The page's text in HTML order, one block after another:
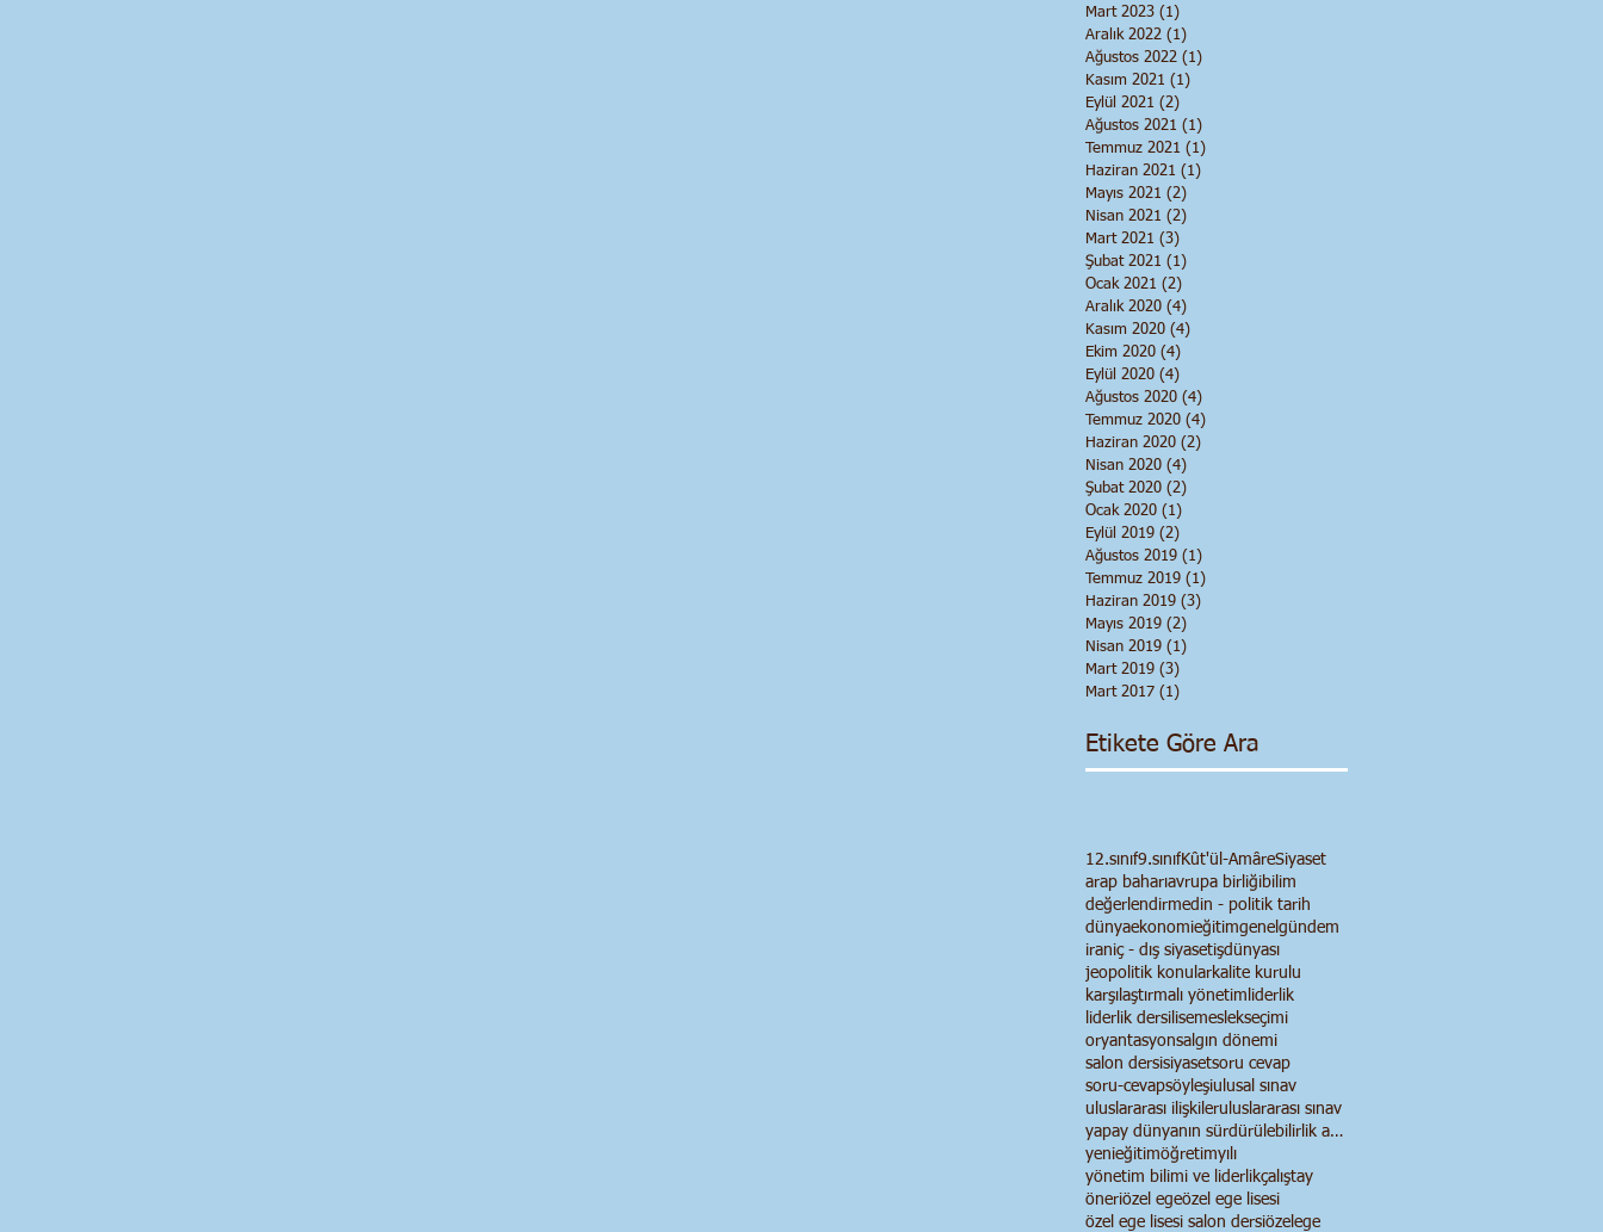
Mart 2023 (1)
Aralık 2022 (1)
Ağustos 2022 (1)
Kasım 2021 (1)
Eylül 2021 (2)
Ağustos 2021 (1)
Temmuz 2021 (1)
Haziran 2021 (1)
Mayıs 2021 (2)
Nisan 2021 (2)
Mart 2021 (3)
Şubat 2021 (1)
Ocak 2021 (2)
Aralık 2020 (4)
Kasım 2020 (4)
Ekim 2020 (4)
Eylül 2020 (4)
Ağustos 2020 (4)
Temmuz 2020 (4)
Haziran 2020 (2)
Nisan 2020 (4)
Şubat 2020 (2)
Ocak 2020 (1)
Eylül 2019 (2)
Ağustos 2019 (1)
Temmuz 2019 (1)
Haziran 2019 (3)
Mayıs 2019 (2)
Nisan 2019 (1)
Mart 2019 (3)
Mart 2017 (1)
Etikete Göre Ara
12.sınıf9.sınıfKût'ül-AmâreSiyaset
arap baharıavrupa birliğibilim
değerlendirmedin - politik tarih
dünyaekonomieğitimgenel gündem
iraniç - dış siyasetişdünyası
jeopolitik konularkalite kurulu
karşılaştırmalı yönetim liderlik
liderlik dersi lisemeslekseçimi
oryantasyonsalgın dönemi
salon dersisiyasetsoru cevap
soru-cevapsöyleşiulusal sınav
uluslararası ilişkileruluslararası sınav
yapay dünyanın sürdürülebilirlik anlayışı
yenieğitimöğretimyılı
yönetim bilimi ve liderlikçalıştay
öneriözel egeözel ege lisesi
özel ege lisesi salon dersiözelege